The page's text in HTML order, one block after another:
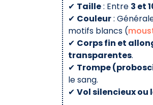
✔ Taille: Entre 3 et
✔ Couleur:
motifs blancs (
✔ Corps fin et
transparentes.
✔ Trompe
le sang.
✔ Vol silencieux